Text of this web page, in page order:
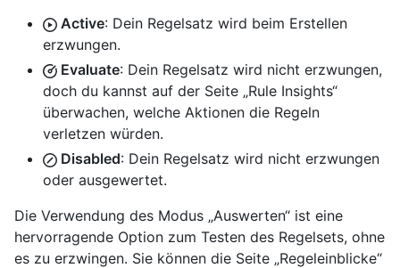
Active: Dein Regelsatz wird beim Erstellen
erzwungen.
Evaluate: Dein Regelsatz wird nicht erzwungen,
doch du kannst auf der Seite „Rule Insights“
überwachen, welche Aktionen die Regeln
verletzen würden.
Disabled: Dein Regelsatz wird nicht erzwungen
oder ausgewertet.
Die Verwendung des Modus „Auswerten“ ist eine
hervorragende Option zum Testen des Regelsets, ohne
es zu erzwingen. Sie können die Seite „Regeleinblicke“